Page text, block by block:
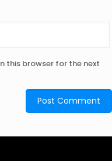
this browser for the next